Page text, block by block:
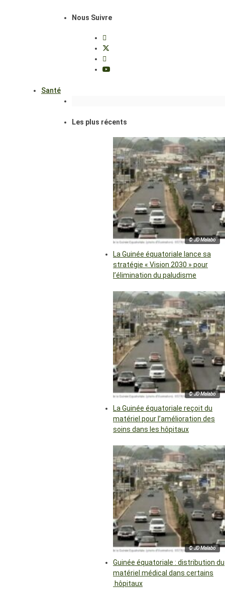
Nous Suivre
Santé
Les plus récents
© JD Malabo
La Guinée équatoriale lance sa
stratégie « Vision 2030 » pour
l’élimination du paludisme
© JD Malabo
La Guinée équatoriale reçoit du
matériel pour l’amélioration des
soins dans les hôpitaux
© JD Malabo
Guinée équatoriale : distribution du
matériel médical dans certains
hôpitaux